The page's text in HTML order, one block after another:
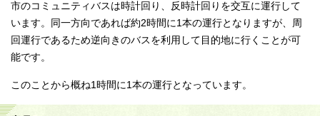
市のコミュニティバスは時計回り、反時計回りを交互に運行して
います。同一方向であれば約2時間に1本の運行となりますが、周
回運行であるため逆向きのバスを利用して目的地に行くことが可
能です。
このことから概ね1時間に1本の運行となっています。